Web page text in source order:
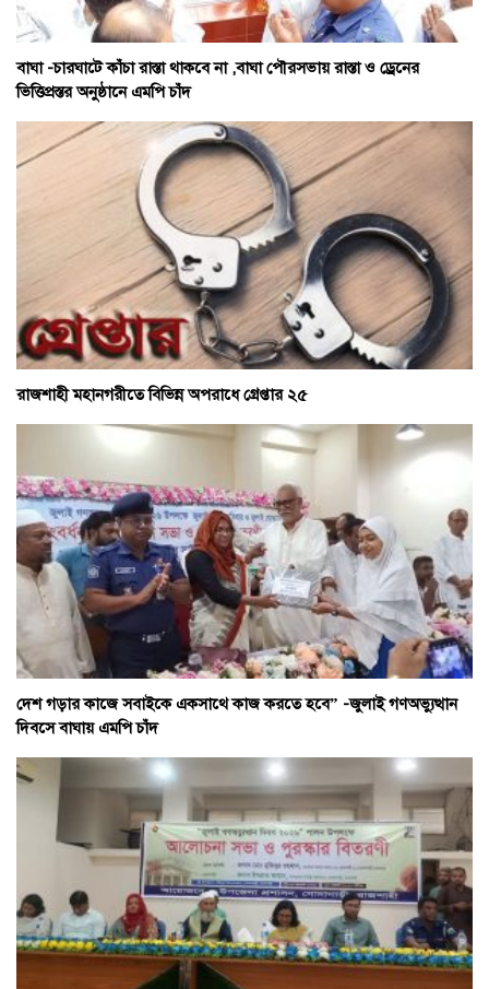
বাঘা -চারঘাটে কাঁচা রাস্তা থাকবে না ,বাঘা পৌরসভায় রাস্তা ও ড্রেনের
ভিত্তিপ্রস্তর অনুষ্ঠানে এমপি চাঁদ
রাজশাহী মহানগরীতে বিভিন্ন অপরাধে গ্রেপ্তার ২৫
দেশ গড়ার কাজে সবাইকে একসাথে কাজ করতে হবে” -জুলাই গণঅভ্যুত্থান
দিবসে বাঘায় এমপি চাঁদ